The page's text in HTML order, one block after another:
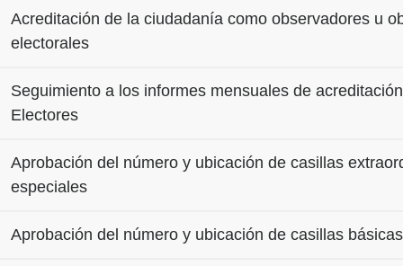
Acreditación de la ciudadanía como observadores u
electorales
Seguimiento a los informes mensuales de
Electores
Aprobación del número y ubicación de casillas
especiales
Aprobación del número y ubicación de casillas